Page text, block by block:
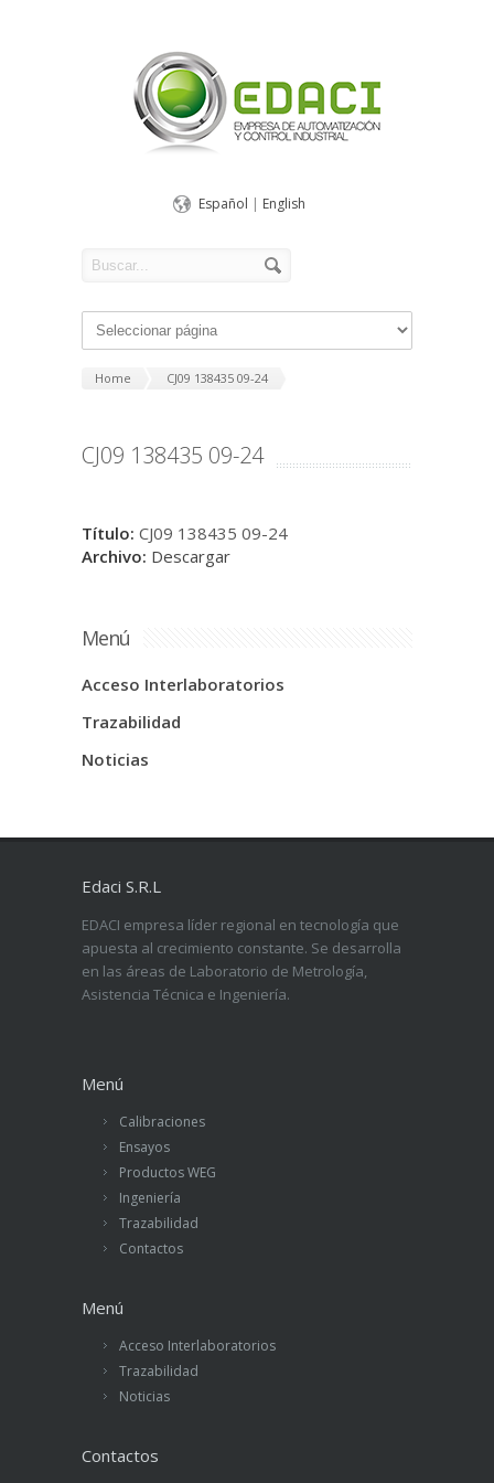
Español | English
Home CJ09 138435 09-24
CJ09 138435 09-24
Título: CJ09 138435 09-24
Archivo: Descargar
Menú
Acceso Interlaboratorios
Trazabilidad
Noticias
Edaci S.R.L
EDACI empresa líder regional en tecnología que
apuesta al crecimiento constante. Se desarrolla
en las áreas de Laboratorio de Metrología,
Asistencia Técnica e Ingeniería.
Menú
Calibraciones
Ensayos
Productos WEG
Ingeniería
Trazabilidad
Contactos
Menú
Acceso Interlaboratorios
Trazabilidad
Noticias
Contactos